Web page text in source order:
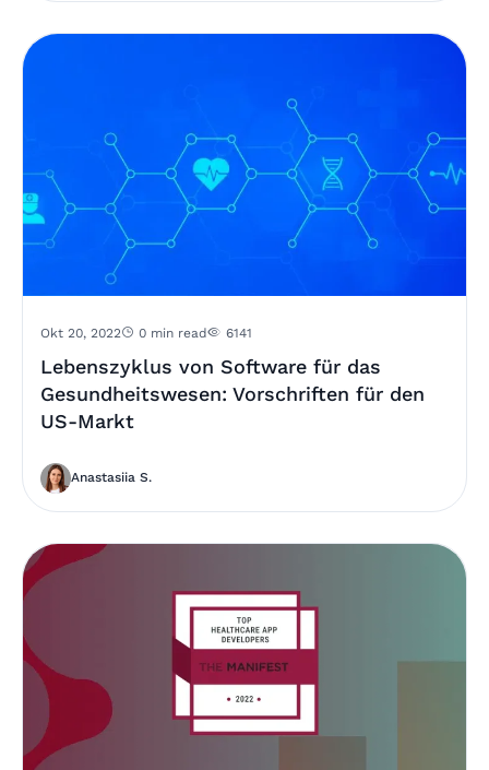
Okt 20, 2022 0 min read 6141
Lebenszyklus von Software für das
Gesundheitswesen: Vorschriften für den
US-Markt
Anastasiia S.